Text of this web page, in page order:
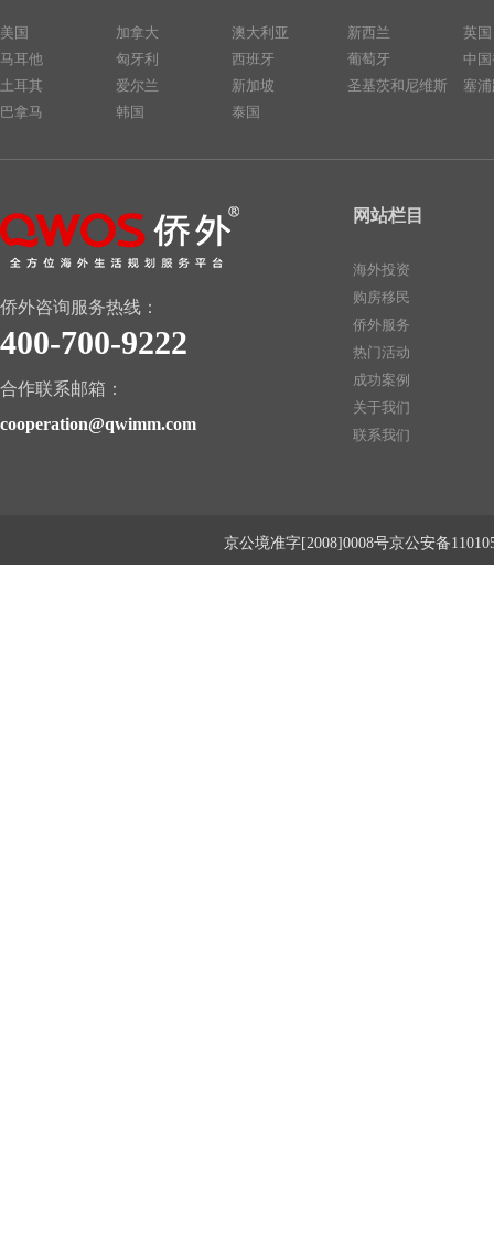
美国
马耳他
土耳其
巴拿马
加拿大
匈牙利
爱尔兰
韩国
澳大利亚
西班牙
新加坡
泰国
新西兰
葡萄牙
圣基茨和尼维斯
英国
中
塞
侨外咨询服务热线：
400-700-9222
合作联系邮箱：
cooperation@qwimm.com
网站栏目
海外投资
购房移民
侨外服务
热门活动
成功案例
关于我们
联系我们
京公境准字[2008]0008号京公安备